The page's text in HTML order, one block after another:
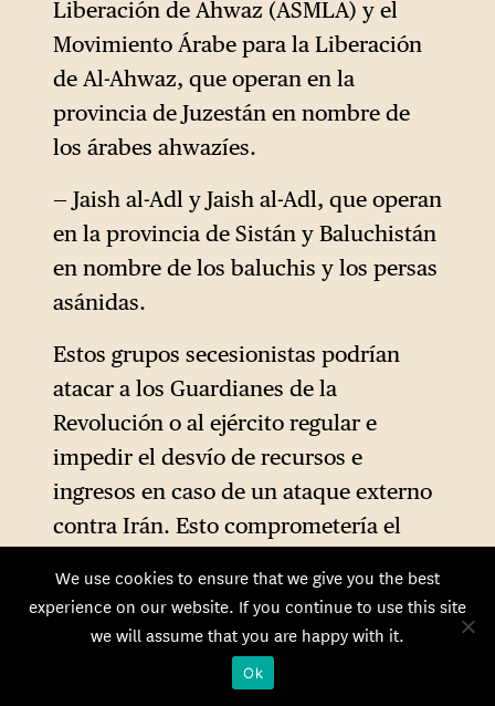
Liberación de Ahwaz (ASMLA) y el
Movimiento Árabe para la Liberación
de Al-Ahwaz, que operan en la
provincia de Juzestán en nombre de
los árabes ahwazíes.
— Jaish al-Adl y Jaish al-Adl, que operan
en la provincia de Sistán y Baluchistán
en nombre de los baluchis y los persas
asánidas.
Estos grupos secesionistas podrían
atacar a los Guardianes de la
Revolución o al ejército regular e
impedir el desvío de recursos e
ingresos en caso de un ataque externo
contra Irán. Esto comprometería el
de Irán en el centro del país y
contribuiría al colapso del régimen.
No es algo sin precedentes. En 2007, la
We use cookies to ensure that we give you the best
experience on our website. If you continue to use this site
we will assume that you are happy with it.
Ok